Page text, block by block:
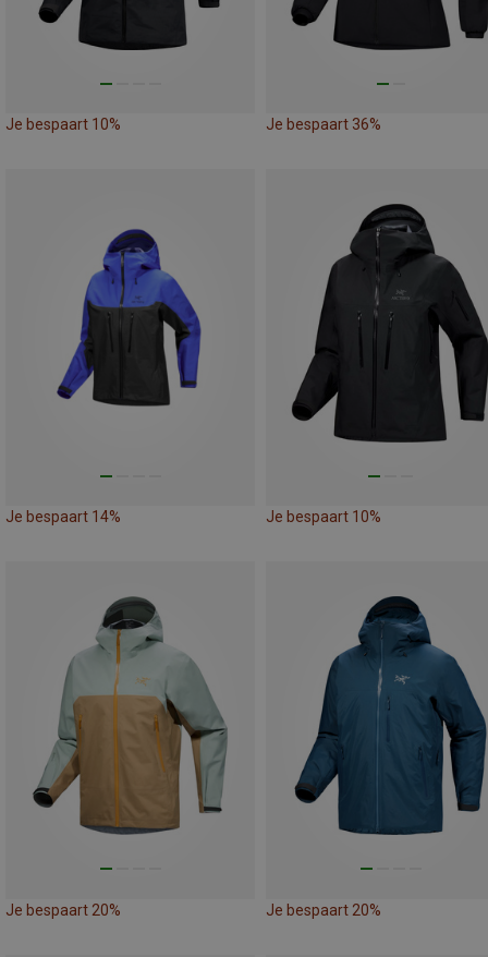
Je bespaart 10% Je bespaart 36%
Je bespaart 14% Je bespaart 10%
Je bespaart 20% Je bespaart 20%